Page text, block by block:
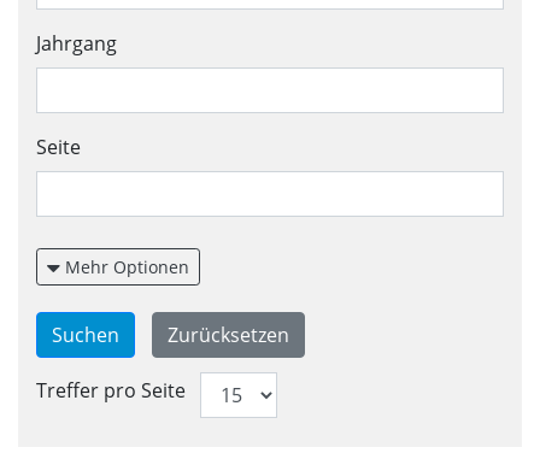
Jahrgang
Seite
Mehr Optionen
Treffer pro Seite